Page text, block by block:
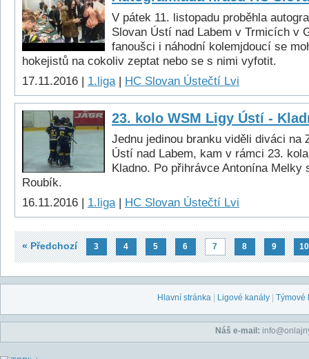
V pátek 11. listopadu proběhla
Slovan Ústí nad Labem v Trmicích v
fanoušci i náhodní kolemjdoucí se
hokejistů na cokoliv zeptat nebo se s nimi vyfotit.
17.11.2016 | 1.liga| HC Slovan Ústečtí Lvi
23. kolo WSM Ligy Ústí -
Jednu jedinou branku viděli diváci na
Ústí nad Labem, kam v rámci 23.
Kladno. Po přihrávce Antonína Melky
Roubík.
16.11.2016 | 1.liga| HC Slovan Ústečtí Lvi
« Předchozí 3 4 5 6 7 8 9 10
Hlavní stránka Ligové kanály Týmové
Náš e-mail: